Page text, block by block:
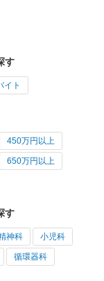
す
イト
450万円以上
650万円以上
す
神科 小児科
循環器科